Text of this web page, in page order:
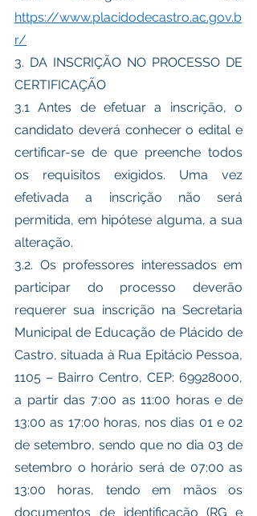
https://www.placidodecastro.ac.gov.b
r/
3. DA INSCRIÇÃO NO PROCESSO DE
CERTIFICAÇÃO
3.1 Antes de efetuar a inscrição, o
candidato deverá conhecer o edital e
certificar-se de que preenche todos
os requisitos exigidos. Uma vez
efetivada a inscrição não será
permitida, em hipótese alguma, a sua
alteração.
3.2. Os professores interessados em
participar do processo deverão
requerer sua inscrição na Secretaria
Municipal de Educação de Plácido de
Castro, situada à Rua Epitácio Pessoa,
1105 – Bairro Centro, CEP: 69928000,
a partir das 7:00 as 11:00 horas e de
13:00 as 17:00 horas, nos dias 01 e 02
de setembro, sendo que no dia 03 de
setembro o horário será de 07:00 as
13:00 horas, tendo em mãos os
documentos de identificação (RG e